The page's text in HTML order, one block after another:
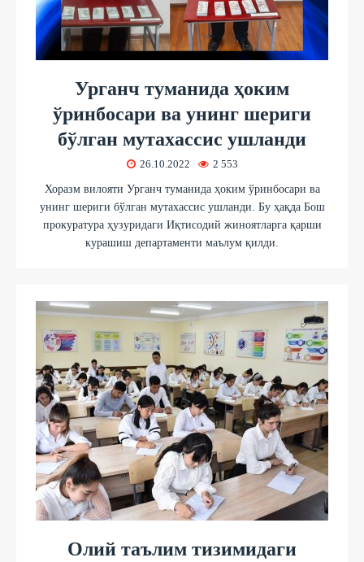
Урганч туманида ҳоким
ўринбосари ва унинг шериги
бўлган мутахассис ушланди
26.10.2022 2 553
Хоразм вилояти Урганч туманида ҳоким ўринбосари ва
унинг шериги бўлган мутахассис ушланди. Бу ҳақда Бош
прокуратура ҳузуридаги Иқтисодий жиноятларга қарши
курашиш департаменти маълум қилди.
Олий таълим тизимидаги